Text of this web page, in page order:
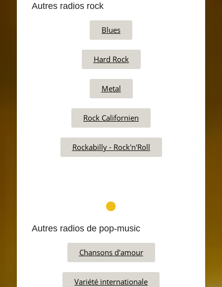
Autres radios rock
Blues
Hard Rock
Metal
Rock Californien
Rockabilly - Rock'n'Roll
Autres radios de pop-music
Chansons d'amour
Variété internationale